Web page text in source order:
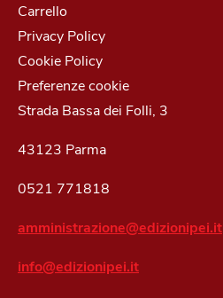
Carrello
Privacy Policy
Cookie Policy
Preferenze cookie
Strada Bassa dei Folli, 3
43123 Parma
0521 771818
amministrazione@edizionipei.it
info@edizionipei.it